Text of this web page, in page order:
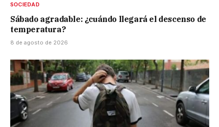
SOCIEDAD
Sábado agradable: ¿cuándo llegará el descenso de
temperatura?
8 de agosto de 2026